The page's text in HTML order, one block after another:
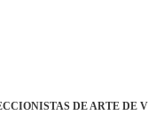
DE ARTE DE